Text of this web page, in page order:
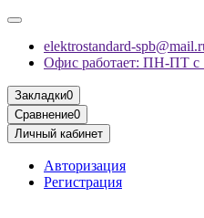
elektrostandard-
Офис работает: ПН-ПТ с
Закладки0
Сравнение0
Личный кабинет
Авторизация
Регистрация